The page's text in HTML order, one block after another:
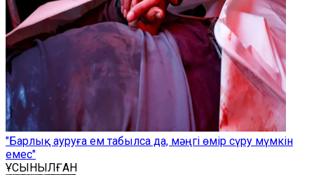
"Барлық ауруға ем табылса да, мәңгі өмір сүру мүмкін
емес"
ҰСЫНЫЛҒАН